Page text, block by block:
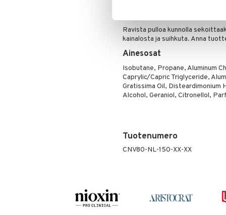
Ravista pulloa kunnolla
kainalosta ja suihkuta. Anna
Ainesosat
Isobutane, Propane, Aluminum
Caprylic/Capric Triglyceride,
Gratissima Oil,
Alcohol, Geraniol, Citronellol,
Tuotenumero
CNV80-NL-150-XX-XX